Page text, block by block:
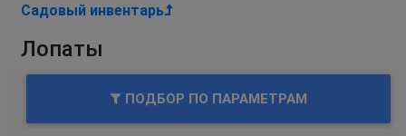
Садовый инвентарь
Лопаты
ПОДБОР ПО ПАРАМЕТРАМ